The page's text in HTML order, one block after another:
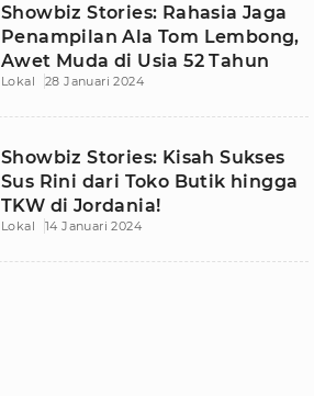
Showbiz Stories: Rahasia Jaga
Penampilan Ala Tom Lembong,
Awet Muda di Usia 52 Tahun
Lokal 28 Januari 2024
Showbiz Stories: Kisah Sukses
Sus Rini dari Toko Butik hingga
TKW di Jordania!
Lokal 14 Januari 2024